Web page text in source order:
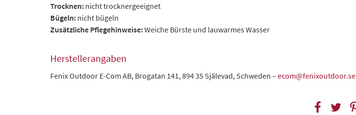
Trocknen: nicht trocknergeeignet
Bügeln: nicht bügeln
Zusätzliche Pflegehinweise:Weiche Bürste und lauwarmes Wasser
Herstellerangaben
Fenix Outdoor E-Com AB, Brogatan 141, 894 35 Själevad, Schweden – ecom@fenixoutdoor.se